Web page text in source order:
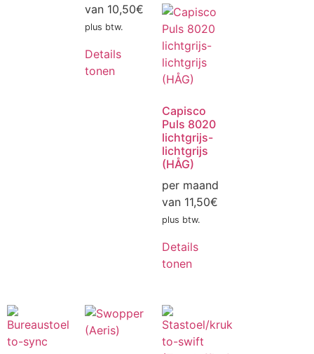
van 10,50€
plus btw.
Details
tonen
Capisco
Puls 8020
lichtgrijs-
lichtgrijs
(HÅG)
per maand
van 11,50€
plus btw.
Details
tonen